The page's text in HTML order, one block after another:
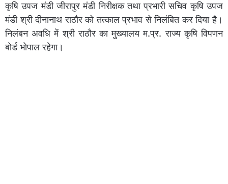
कृषि उपज मंडी जीरापुर मंडी निरीक्षक तथा प्रभारी सचिव कृषि उपज
मंडी श्री दीनानाथ राठौर को तत्काल प्रभाव से निलंबित कर दिया है।
निलंबन अवधि में श्री राठौर का मुख्यालय म.प्र. राज्य कृषि विपणन
बोर्ड भोपाल रहेगा।